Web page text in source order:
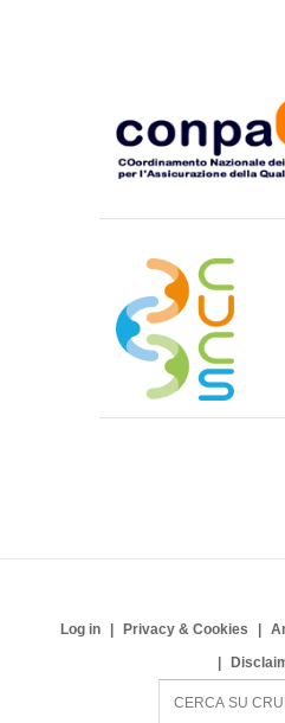
Log in Privacy & Cookies